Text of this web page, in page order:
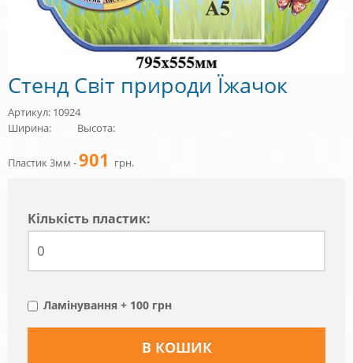
Стенд Світ природи Їжачок
Артикул: 10924
Ширина:
Высота:
Пластик 3мм -901 грн.
Кiлькiсть пластик:
Ламінування + 100 грн